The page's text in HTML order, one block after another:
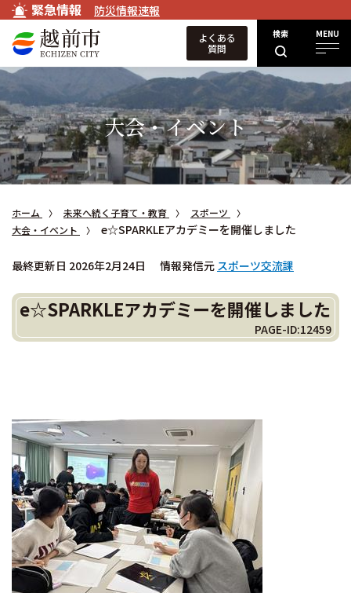
緊急情報 防災情報速報
検索 MENU
よくある
質問
大会・イベント
ホーム 未来へ続く子育て・教育
スポーツ
大会・イベント
e☆SPARKLEアカデミーを開催しました
最終更新日 2026年2月24日 情報発信元 スポーツ交流課
e☆SPARKLEアカデミーを開催しました
PAGE-ID:12459